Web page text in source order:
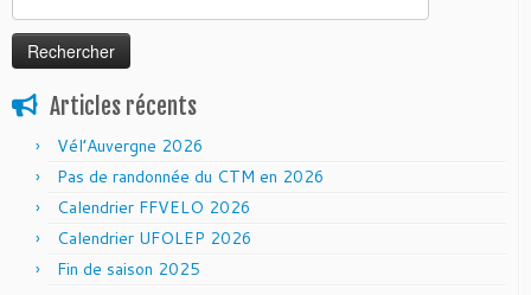
Articles récents
Vél’Auvergne 2026
Pas de randonnée du CTM en 2026
Calendrier FFVELO 2026
Calendrier UFOLEP 2026
Fin de saison 2025